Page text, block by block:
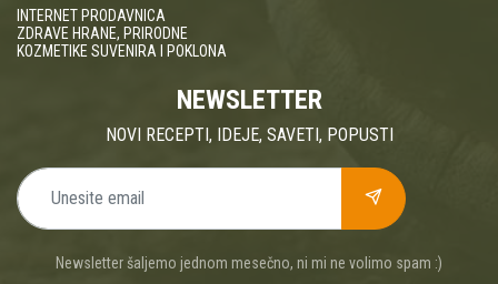
INTERNET PRODAVNICA
ZDRAVE HRANE, PRIRODNE
KOZMETIKE SUVENIRA I POKLONA
NEWSLETTER
NOVI RECEPTI, IDEJE, SAVETI, POPUSTI
Newsletter šaljemo jednom mesečno, ni mi ne volimo spam :)